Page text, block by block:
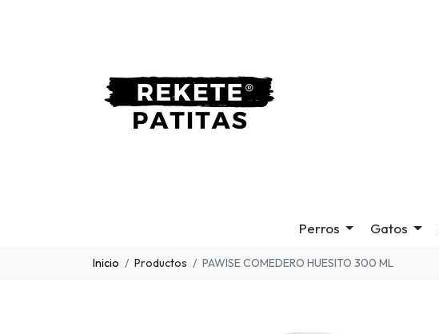
Perros Gatos
Inicio Productos PAWISE COMEDERO HUESITO 300 ML